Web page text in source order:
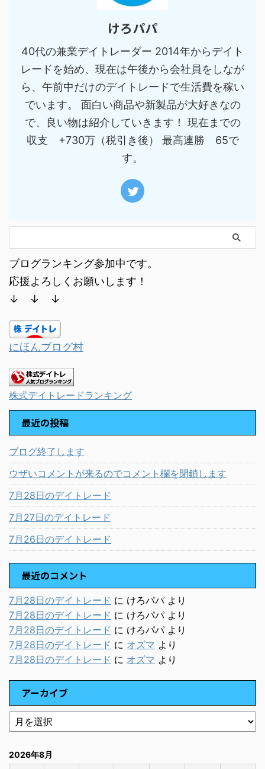
けろパパ
40代の兼業デイトレーダー 2014年からデイト
レードを始め、現在は午後から会社員をしなが
ら、午前中だけのデイトレードで生活費を稼い
でいます。 面白い商品や新製品が大好きなの
で、良い物は紹介していきます！ 現在までの
収支 +730万（税引き後） 最高連勝 65で
す。
ブログランキング参加中です。
応援よろしくお願いします！
↓ ↓ ↓
にほんブログ村
株式デイトレードランキング
最近の投稿
ブログ終了します
ウザいコメントが来るのでコメント欄を閉鎖します
7月28日のデイトレード
7月27日のデイトレード
7月26日のデイトレード
最近のコメント
7月28日のデイトレード に けろパパより
7月28日のデイトレード に けろパパより
7月28日のデイトレード に けろパパより
7月28日のデイトレード に オズマ より
7月28日のデイトレード に オズマ より
アーカイブ
2026年8月